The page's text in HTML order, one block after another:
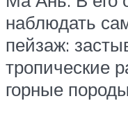
наблюдать
пейзаж:
тропические
горные